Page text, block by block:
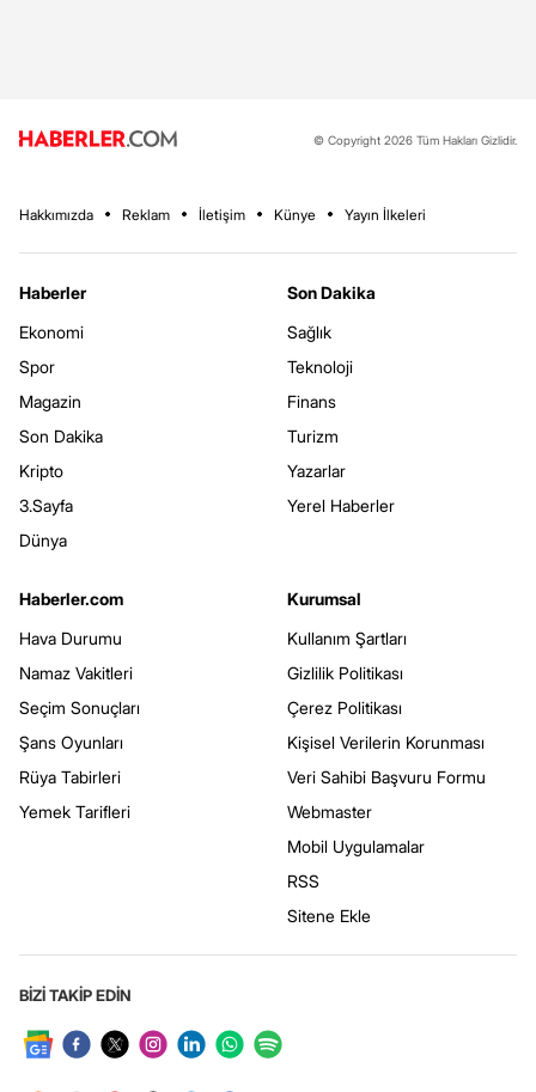
© Copyright 2026 Tüm Hakları Gizlidir.
Hakkımızda Reklam İletişim Künye Yayın İlkeleri
Haberler
Ekonomi
Spor
Magazin
Son Dakika
Kripto
3.Sayfa
Dünya
Son Dakika
Sağlık
Teknoloji
Finans
Turizm
Yazarlar
Yerel Haberler
Haberler.com
Hava Durumu
Namaz Vakitleri
Seçim Sonuçları
Şans Oyunları
Rüya Tabirleri
Yemek Tarifleri
Kurumsal
Kullanım Şartları
Gizlilik Politikası
Çerez Politikası
Kişisel Verilerin Korunması
Veri Sahibi Başvuru Formu
Webmaster
Mobil Uygulamalar
RSS
Sitene Ekle
BİZİ TAKİP EDİN